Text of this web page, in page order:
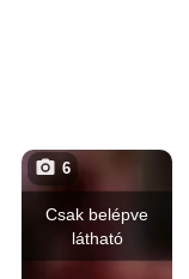
Csak belépve
látható
6